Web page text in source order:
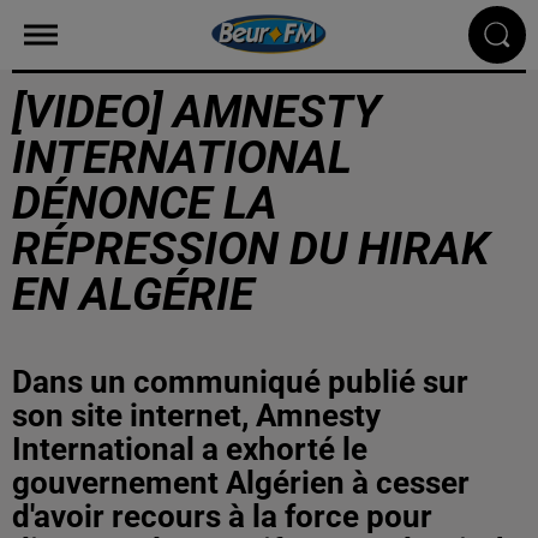
[VIDEO] AMNESTY
INTERNATIONAL
DÉNONCE LA
RÉPRESSION DU HIRAK
EN ALGÉRIE
Dans un communiqué publié sur
son site internet, Amnesty
International a exhorté le
gouvernement Algérien à cesser
d'avoir recours à la force pour